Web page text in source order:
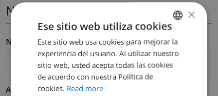
Nombre y correo electrónico
Nombre *
Apellidos *
ENGLISH
DUTCH
FRENCH
×
Ese sitio web utiliza cookies
Este sitio web usa cookies para mejorar la
experiencia del usuario. Al utilizar nuestro
sitio web, usted acepta todas las cookies
de acuerdo con nuestra Política de
cookies. Read more